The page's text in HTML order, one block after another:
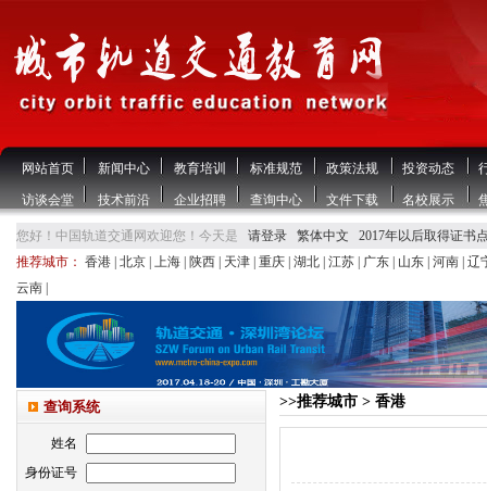
网站首页 新闻中心 教育培训 标准规范 政策法规 投资动态
访谈会堂 技术前沿 企业招聘 查询中心 文件下载 名校展示
您好！中国轨道交通网欢迎您！今天是 请登录 繁体中文
2017年以后取得证书
推荐城市： 香港 北京 上海 陕西 天津 重庆 湖北 江苏 广东 山东 河南 辽
云南
查询系统
姓名
身份证号
>>推荐城市 > 香港